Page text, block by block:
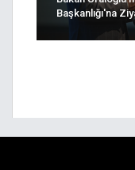
Başkanlığı'na